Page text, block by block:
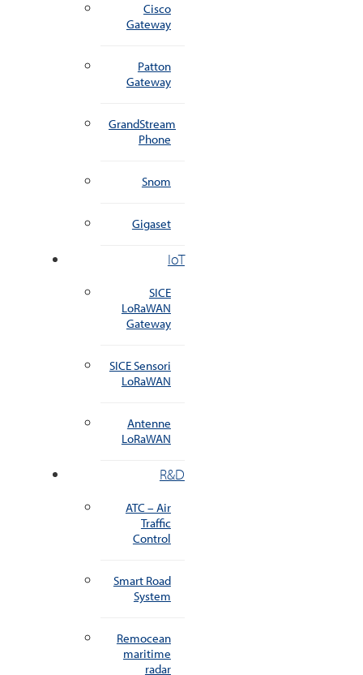
Cisco
Gateway
Patton
Gateway
GrandStream
Phone
Snom
Gigaset
IoT
SICE
LoRaWAN
Gateway
SICE Sensori
LoRaWAN
Antenne
LoRaWAN
R&D
ATC – Air
Traffic
Control
Smart Road
System
Remocean
maritime
radar